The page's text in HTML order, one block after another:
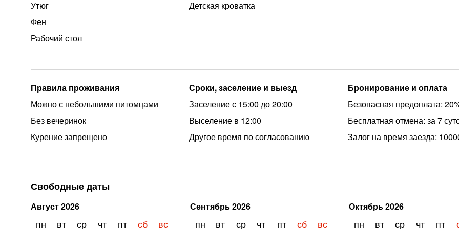
Утюг
Фен
Рабочий стол
Детская кроватка
Правила проживания
Можно с небольшими питомцами
Без вечеринок
Курение запрещено
Сроки, заселение и выезд
Заселение с 15:00 до 20:00
Выселение в 12:00
Другое время по согласованию
Бронирование и оплата
Безопасная предоплата:
Бесплатная отмена: за 7
Залог на время заезда:
Свободные даты
Август2026
пн вт ср чт пт сб вс
Сентябрь2026
пн вт ср чт пт сб вс
Октябрь2026
пн вт ср чт пт